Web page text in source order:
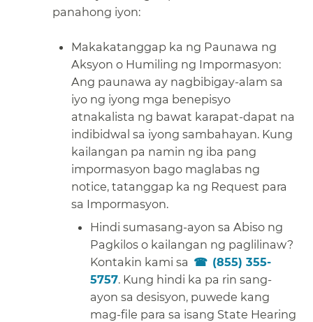
panahong iyon:​​
Makakatanggap ka ng Paunawa ng
Aksyon o Humiling ng Impormasyon:
Ang paunawa ay nagbibigay-alam sa
iyo ng iyong mga benepisyo
atnakalista ng bawat karapat-dapat na
indibidwal sa iyong sambahayan. Kung
kailangan pa namin ng iba pang
impormasyon bago maglabas ng
notice, tatanggap ka ng Request para
sa Impormasyon.​​
Hindi sumasang-ayon sa Abiso ng
Pagkilos o kailangan ng paglilinaw?
Kontakin kami sa
(855) 355-
5757. Kung hindi ka pa rin sang-
ayon sa desisyon, puwede kang
mag-file para sa isang State Hearing